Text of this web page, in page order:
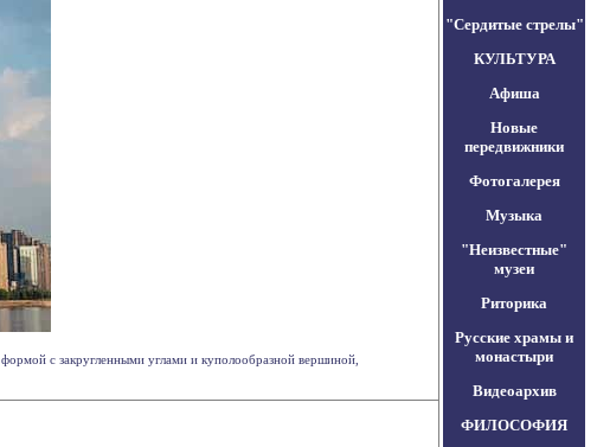
с закругленными углами и куполообразной вершиной,
"Сердитые стрелы"
КУЛЬТУРА
Афиша
Новые
передвижники
Фотогалерея
Музыка
"Неизвестные"
музеи
Риторика
Русские храмы и
монастыри
Видеоархив
ФИЛОСОФИЯ